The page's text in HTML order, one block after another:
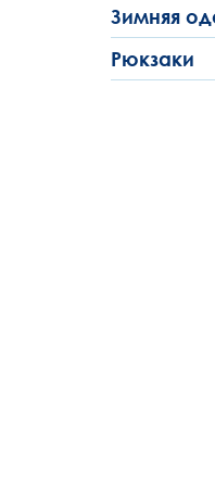
Зимняя
Рюкзаки